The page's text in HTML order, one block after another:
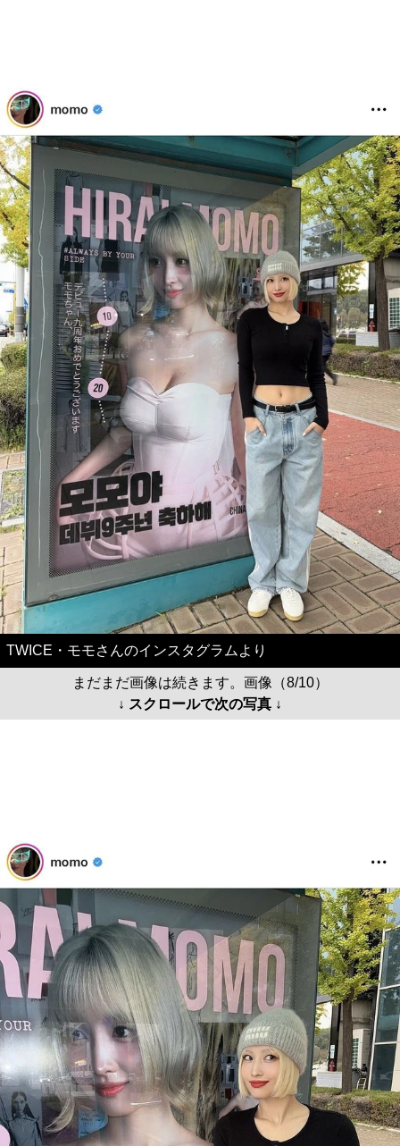
TWICE・モモさんのインスタグラムより
まだまだ画像は続きます。画像（8/10）
↓ スクロールで次の写真 ↓